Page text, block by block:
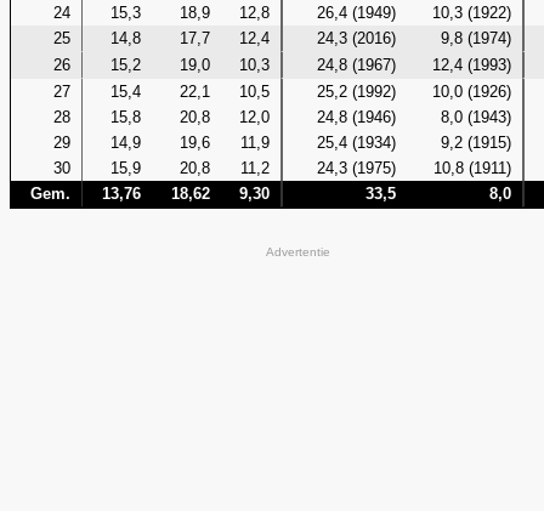
24
15,3 18,9 12,8 26,4 (1949)
10,3 (1922)
25
14,8 17,7 12,4 24,3 (2016)
9,8 (1974)
26
15,2 19,0 10,3 24,8 (1967)
12,4 (1993)
27
15,4 22,1 10,5 25,2 (1992)
10,0 (1926)
28
15,8 20,8 12,0 24,8 (1946)
8,0 (1943)
29
14,9 19,6 11,9 25,4 (1934)
9,2 (1915)
30
15,9 20,8 11,2 24,3 (1975)
10,8 (1911)
Gem.
13,76 18,62 9,30 33,5 8,0
Advertentie